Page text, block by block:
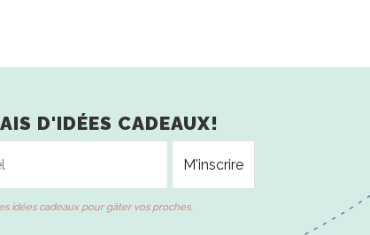
D'IDÉES CADEAUX!
idées cadeaux pour gâter vos proches.